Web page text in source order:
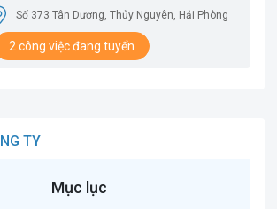
Số 373 Tân Dương, Thủy Nguyên, Hải Phòng
2 công việc đang tuyển
TY
Mục lục